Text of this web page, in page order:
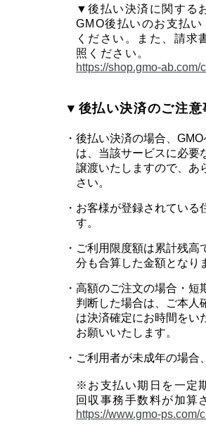
▼後払い決済に関する
GMO後払いのお支払
ください。また、請求
照ください。
https://shop.gmo-
▼後払い決済のご注意
後払い決済の場合、
は、当該サービスに必要
譲渡いたしますので、あ
さい。
お客様が登録されている
す。
ご利用限度額は累計残高
分も合算した金額となり
高額のご注文の場合・短
判断した場合は、ご本人
は決済確定にお時間をい
お願いいたします。
ご利用者が未成年の場合
※お支払い期日を一定
回収事務手数料が加算
https://www.gmo-ps.com/